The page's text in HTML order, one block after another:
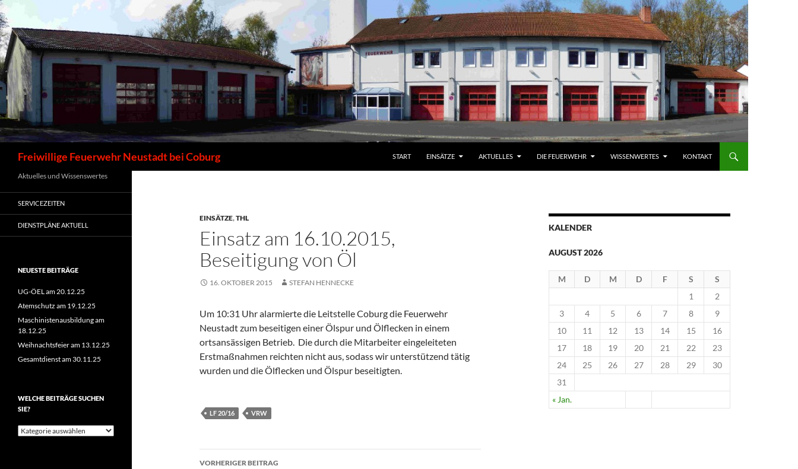
Zum
Inhalt
springen
Freiwillige Feuerwehr Neustadt bei Coburg START EINSÄTZE AKTUELLES DIE FEUERWEHR WISSENWERTES KONTAKT
EINSÄTZE,THL
Einsatz am 16.10.2015,
Beseitigung von Öl
16. OKTOBER 2015 STEFAN HENNECKE
Um 10:31 Uhr alarmierte die Leitstelle Coburg die Feuerwehr
Neustadt zum beseitigen einer Ölspur und Ölflecken in einem
ortsansässigen Betrieb. Die durch die Mitarbeiter eingeleiteten
Erstmaßnahmen reichten nicht aus, sodass wir unterstützend tätig
wurden und die Ölflecken und Ölspur beseitigten.
LF 20/16 VRW
Beitragsnavigation
VORHERIGER BEITRAG
KALENDER
AUGUST 2026
M D M D F S S
« Jan.
1
2
3
4 5 6 7 8
9
10
11 12 13 14 15
16
17
18 19 20 21 22
23
24
25 26 27 28 29
30
31
Aktuelles und Wissenswertes
SERVICEZEITEN
DIENSTPLÄNE AKTUELL
NEUESTE BEITRÄGE
UG-ÖEL am 20.12.25
Atemschutz am 19.12.25
Maschinistenausbildung am
18.12.25
Weihnachtsfeier am 13.12.25
Gesamtdienst am 30.11.25
WELCHE BEITRÄGE SUCHEN
SIE?
Welche